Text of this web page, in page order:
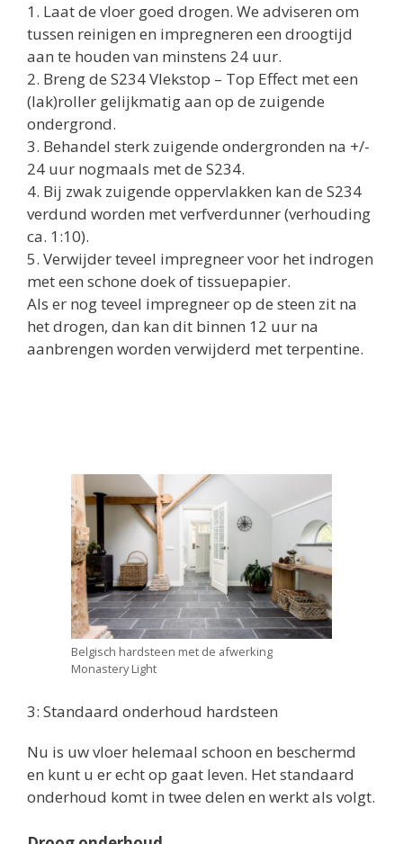
1. Laat de vloer goed drogen. We adviseren om
tussen reinigen en impregneren een droogtijd
aan te houden van minstens 24 uur.
2. Breng de S234 Vlekstop – Top Effect met een
(lak)roller gelijkmatig aan op de zuigende
ondergrond.
3. Behandel sterk zuigende ondergronden na +/-
24 uur nogmaals met de S234.
4. Bij zwak zuigende oppervlakken kan de S234
verdund worden met verfverdunner (verhouding
ca. 1:10).
5. Verwijder teveel impregneer voor het indrogen
met een schone doek of tissuepapier.
Als er nog teveel impregneer op de steen zit na
het drogen, dan kan dit binnen 12 uur na
aanbrengen worden verwijderd met terpentine.
Belgisch hardsteen met de afwerking
Monastery Light
3: Standaard onderhoud hardsteen
Nu is uw vloer helemaal schoon en beschermd
en kunt u er echt op gaat leven. Het standaard
onderhoud komt in twee delen en werkt als volgt.